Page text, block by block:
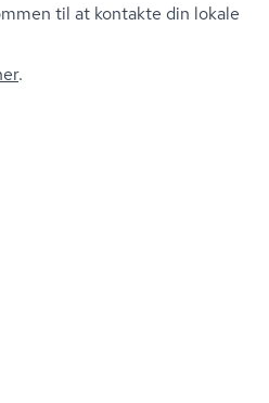
til at kontakte din lokale
.